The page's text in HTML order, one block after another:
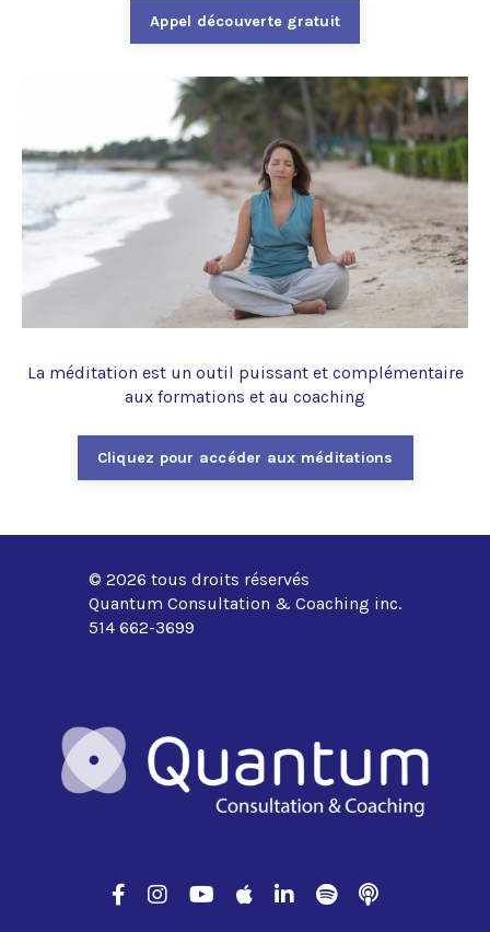
Appel découverte gratuit
La méditation est un outil puissant et complémentaire
aux formations et au coaching
Cliquez pour accéder aux méditations
© 2026 tous droits réservés
Quantum Consultation & Coaching inc.
514 662-3699